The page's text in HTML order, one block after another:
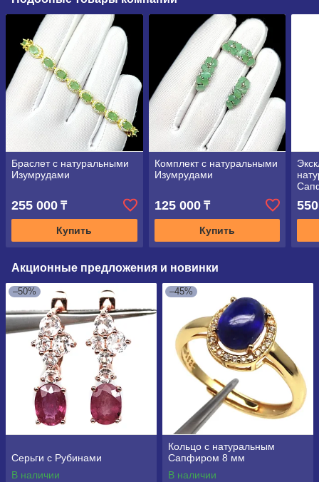
Браслет с натуральными
Изумрудами
255 000 ₸
Купить
Комплект с натуральными
Изумрудами
125 000₸
Купить
Акционные предложения и новинки
–50%
Серьги с Рубинами
В наличии
–45%
Кольцо с натуральным
Сапфиром 8 мм
В наличии